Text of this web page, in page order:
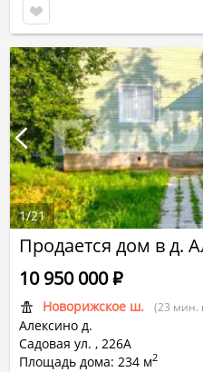
Продается дом в д.
Новорижское ш. (23 мин.
Алексино д.
Садовая ул. , 226А
Площадь дома: 234 м2
10 950 000Р
1/21